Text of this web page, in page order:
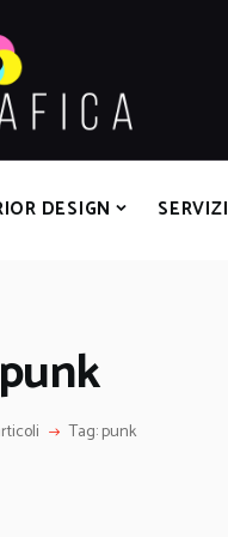
DESIGN SERVIZI
Tag: punk